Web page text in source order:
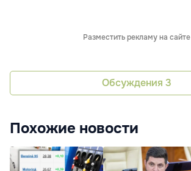
Разместить рекламу на сайте
Обсуждения 3
Похожие новости